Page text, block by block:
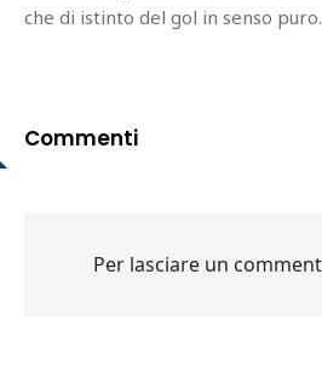
che di istinto del gol in senso puro.
Commenti